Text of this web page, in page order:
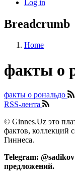
Log in
Breadcrumb
Home
факты о
факты о рональдо
RSS-лента
© Ginnes.Uz это
фактов, коллекций
Гиннеса.
Telegram:
предложений.